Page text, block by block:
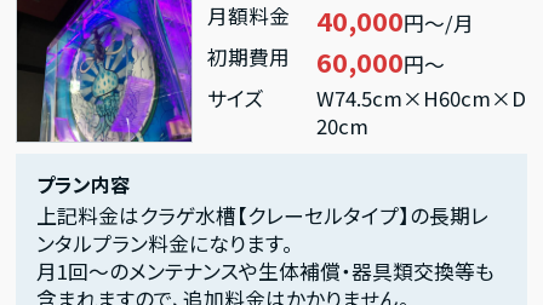
月額料金 40,000円～/月
初期費用
60,000円～
サイズ
W74.5cm×H60cm×D
20cm
プラン内容
上記料金はクラゲ水槽【クレーセルタイプ】の長期レ
ンタルプラン料金になります。
月1回～のメンテナンスや生体補償・器具類交換等も